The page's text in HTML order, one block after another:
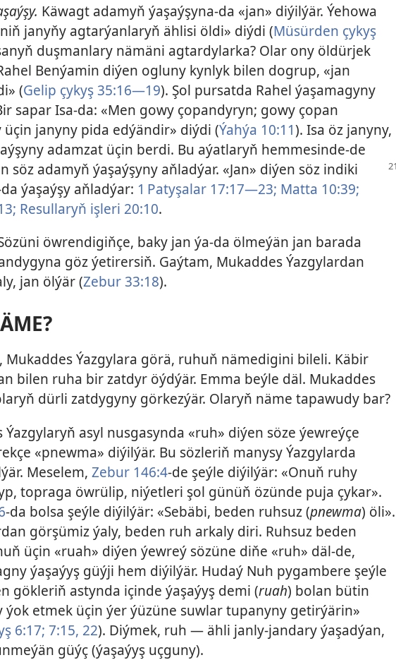
Käwagt adamyň ýaşaýşyna-da «jan» diýilýär. Ýehowa
janyňy agtarýanlaryň ählisi öldi» diýdi (Müsürden çykyş
duşmanlary nämäni agtardylarka? Olar ony öldürjek
Benýamin diýen ogluny kynlyk bilen dogrup, «jan
(Gelip çykyş 35:16—19). Şol pursatda Rahel ýaşamagyny
sapar Isa-da: «Men gowy çopandyryn; gowy çopan
janyny pida edýändir» diýdi (Ýahýa 10:11). Isa öz janyny,
adamzat üçin berdi. Bu aýatlaryň hemmesinde-de
söz adamyň ýaşaýşyny aňladýar. «Jan» diýen söz indiki
ýaşaýşy aňladýar: 1 Patyşalar 17:17—23; Matta 10:39;
Resullaryň işleri 20:10.
öwrendigiňçe, baky jan ýa-da ölmeýän jan barada
göz ýetirersiň. Gaýtam, Mukaddes Ýazgylardan
jan ölýär (Zebur 33:18).
Mukaddes Ýazgylara görä, ruhuň nämedigini bileli. Käbir
bilen ruha bir zatdyr öýdýär. Emma beýle däl. Mukaddes
dürli zatdygyny görkezýär. Olaryň näme tapawudy bar?
Ýazgylaryň asyl nusgasynda «ruh» diýen söze ýewreýçe
«pnewma» diýilýär. Bu sözleriň manysy Ýazgylarda
Meselem, Zebur 146:4-de şeýle diýilýär: «Onuň ruhy
topraga öwrülip, niýetleri şol günüň özünde puja çykar».
-da bolsa şeýle diýilýär: «Sebäbi, beden ruhsuz (pnewma) öli».
görşümiz ýaly, beden ruh arkaly diri. Ruhsuz beden
üçin «ruah» diýen ýewreý sözüne diňe «ruh» däl-de,
ýaşaýyş güýji hem diýilýär. Hudaý Nuh pygambere şeýle
gökleriň astynda içinde ýaşaýyş demi (ruah) bolan bütin
ýok etmek üçin ýer ýüzüne suwlar tupanyny getirýärin»
6:17; 7:15, 22). Diýmek, ruh — ähli janly-jandary ýaşadýan,
güýç (ýaşaýyş uçguny).